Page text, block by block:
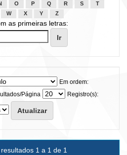
O P Q R S
T
W X Y Z
as primeiras letras:
Em ordem:
Página
Registro(s):
1 a 1 de 1